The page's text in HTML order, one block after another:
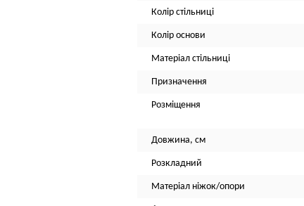
Колір стільниці
Колір основи
Матеріал стільниці
Призначення
Розміщення
Довжина, см
Розкладний
Матеріал ніжок/опори